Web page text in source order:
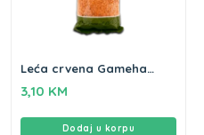
Leća crvena Gameha
3,10 KM
Dodaj u korpu